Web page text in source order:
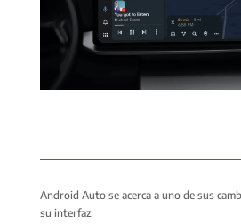
Android Auto se acerca a uno de sus
su interfaz